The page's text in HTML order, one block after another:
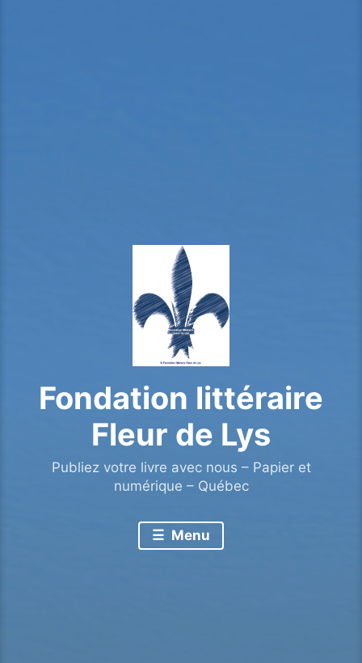
Fondation littéraire
Fleur de Lys
Publiez votre livre avec nous – Papier et
numérique – Québec
Menu